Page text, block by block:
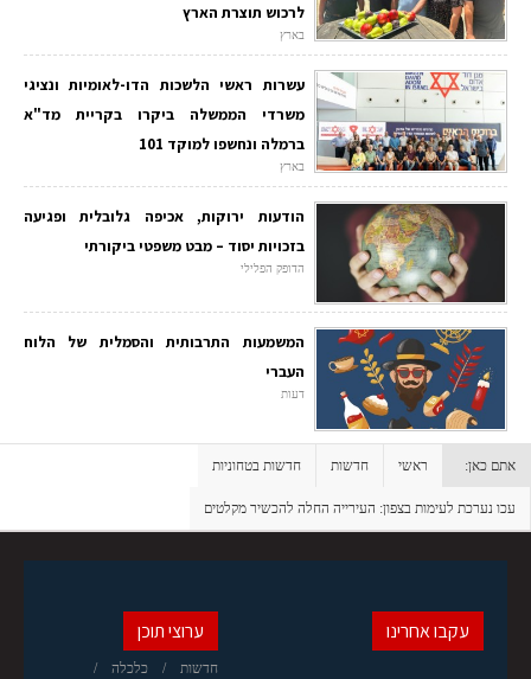
לרכוש תוצרת הארץ
בארץ
עשרות ראשי הלשכות הדו-לאומיות ונציגי
משרדי הממשלה ביקרו בקריית מד"א
ברמלה ונחשפו למוקד 101
בארץ
הודעות ירוקות, אכיפה גלובלית ופגיעה
בזכויות יסוד – מבט משפטי ביקורתי
הדופק הפלילי
המשמעות התרבותית והסמלית של הלוח
העברי
דעות
אתם כאן: ראשי חדשות חדשות בטחוניות
עכו נערכת לעימות בצפון: העירייה החלה להכשיר מקלטים
ערוצי תוכן
חדשות כלכלה
עקבו אחרינו